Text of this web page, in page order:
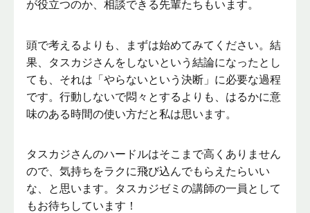
が役立つのか、相談できる先輩たちもいます。
頭で考えるよりも、まずは始めてみてください。結
果、タスカジさんをしないという結論になったとし
ても、それは「やらないという決断」に必要な過程
です。行動しないで悶々とするよりも、はるかに意
味のある時間の使い方だと私は思います。
タスカジさんのハードルはそこまで高くありません
ので、気持ちをラクに飛び込んでもらえたらいい
な、と思います。タスカジゼミの講師の一員として
もお待ちしています！